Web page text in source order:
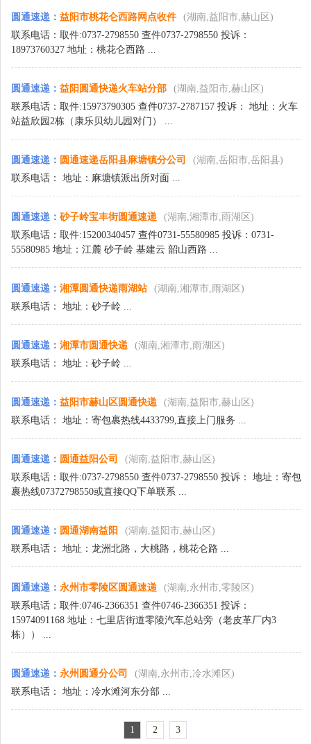
圆通速递 ： 益阳市桃花仑西路网点收件
(湖南,益阳市,赫山区)
联系电话：取件:0737-2798550 查件0737-2798550 投诉：
18973760327 地址：桃花仑西路 ...
圆通速递 ： 益阳圆通快递火车站分部
(湖南,益阳市,赫山区)
联系电话：取件:15973790305 查件0737-2787157 投诉： 地址：火车
站益欣园2栋（康乐贝幼儿园对门） ...
圆通速递 ： 圆通速递岳阳县麻塘镇分公司
(湖南,岳阳市,岳阳县)
联系电话： 地址：麻塘镇派出所对面 ...
圆通速递 ： 砂子岭宝丰街圆通速递
(湖南,湘潭市,雨湖区)
联系电话：取件:15200340457 查件0731-55580985 投诉：0731-
55580985 地址：江麓 砂子岭 基建云 韶山西路 ...
圆通速递 ： 湘潭圆通快递雨湖站
(湖南,湘潭市,雨湖区)
联系电话： 地址：砂子岭 ...
圆通速递 ： 湘潭市圆通快递
(湖南,湘潭市,雨湖区)
联系电话： 地址：砂子岭 ...
圆通速递 ： 益阳市赫山区圆通快递
(湖南,益阳市,赫山区)
联系电话： 地址：寄包裹热线4433799,直接上门服务 ...
圆通速递 ： 圆通益阳公司
(湖南,益阳市,赫山区)
联系电话：取件:0737-2798550 查件0737-2798550 投诉： 地址：寄包
裹热线07372798550或直接QQ下单联系 ...
圆通速递 ： 圆通湖南益阳
(湖南,益阳市,赫山区)
联系电话： 地址：龙洲北路，大桃路，桃花仑路 ...
圆通速递 ： 永州市零陵区圆通速递
(湖南,永州市,零陵区)
联系电话：取件:0746-2366351 查件0746-2366351 投诉：
15974091168 地址：七里店街道零陵汽车总站旁（老皮革厂内3
栋）） ...
圆通速递 ： 永州圆通分公司
(湖南,永州市,冷水滩区)
联系电话： 地址：冷水滩河东分部 ...
1 2 3